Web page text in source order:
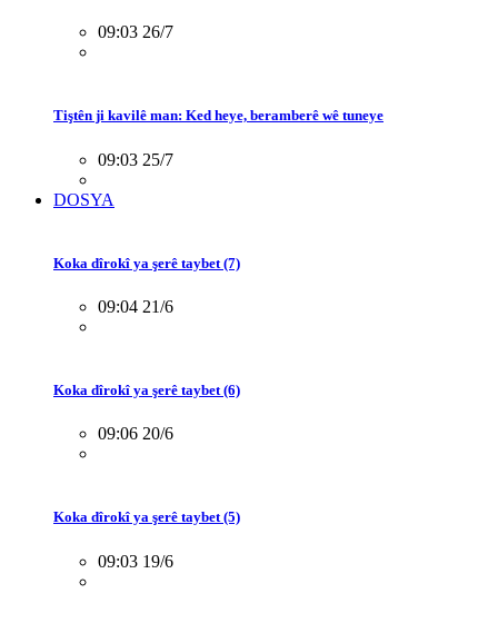
09:03 26/7
Tiştên ji kavilê man: Ked heye, beramberê wê tuneye
09:03 25/7
DOSYA
Koka dîrokî ya şerê taybet (7)
09:04 21/6
Koka dîrokî ya şerê taybet (6)
09:06 20/6
Koka dîrokî ya şerê taybet (5)
09:03 19/6